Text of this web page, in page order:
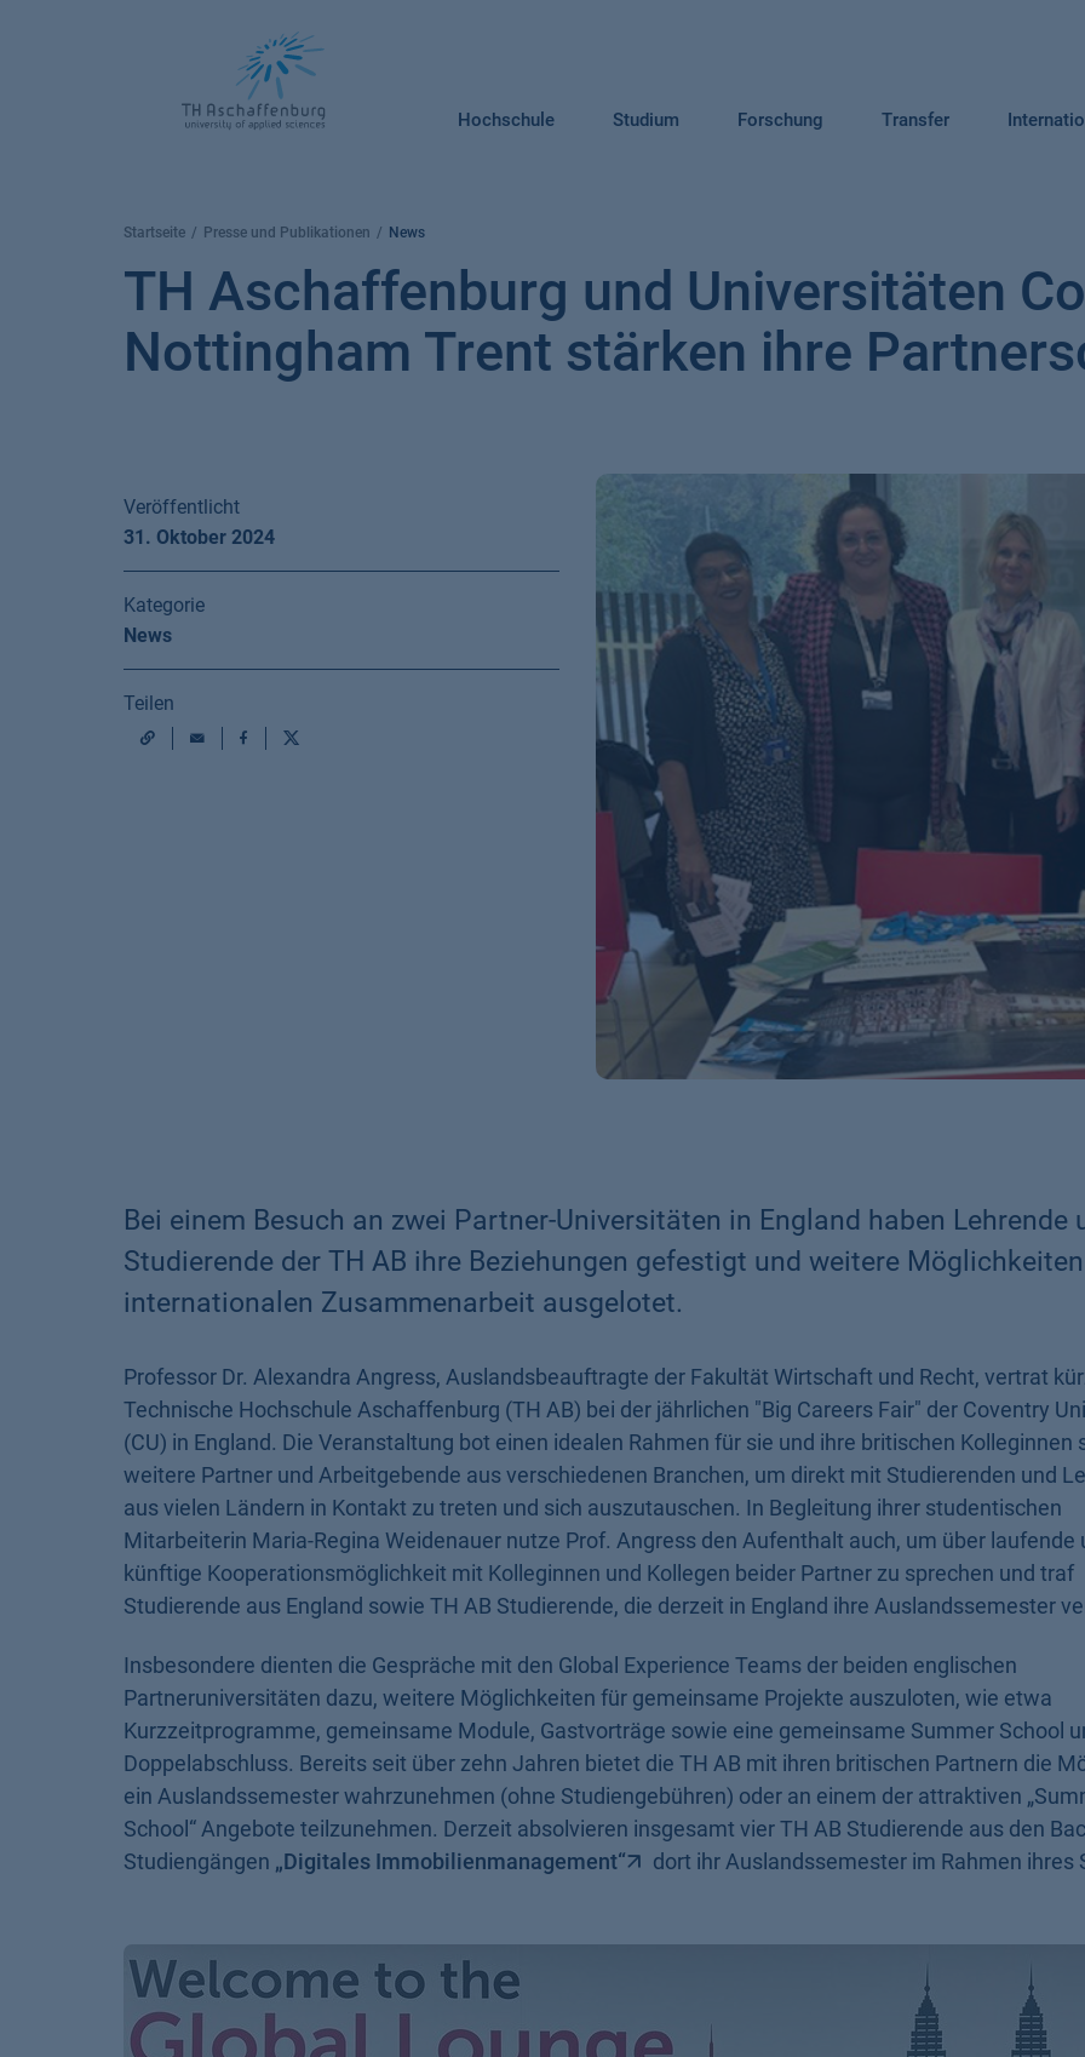
Hochschule Studium Forschung Transfer
Startseite Presse und Publikationen News
TH Aschaffenburg und Universitäten
Nottingham Trent stärken ihre
Veröffentlicht
31. Oktober 2024
Kategorie
News
Teilen
URL
Mail Facebook
X
Bei einem Besuch an zwei Partner-Universitäten in England haben Lehrende
Studierende der TH AB ihre Beziehungen gefestigt und weitere
internationalen Zusammenarbeit ausgelotet.
Professor Dr. Alexandra Angress, Auslandsbeauftragte der Fakultät Wirtschaft und Recht, vertrat
Technische Hochschule Aschaffenburg (TH AB) bei der jährlichen "Big Careers Fair" der Coventry
(CU) in England. Die Veranstaltung bot einen idealen Rahmen für sie und ihre britischen Kolleginnen
weitere Partner und Arbeitgebende aus verschiedenen Branchen, um direkt mit Studierenden und
aus vielen Ländern in Kontakt zu treten und sich auszutauschen. In Begleitung ihrer studentischen
Mitarbeiterin Maria-Regina Weidenauer nutze Prof. Angress den Aufenthalt auch, um über laufende
künftige Kooperationsmöglichkeit mit Kolleginnen und Kollegen beider Partner zu sprechen und traf
Studierende aus England sowie TH AB Studierende, die derzeit in England ihre Auslandssemester
Insbesondere dienten die Gespräche mit den Global Experience Teams der beiden englischen
Partneruniversitäten dazu, weitere Möglichkeiten für gemeinsame Projekte auszuloten, wie etwa
Kurzzeitprogramme, gemeinsame Module, Gastvorträge sowie eine gemeinsame Summer School
Doppelabschluss. Bereits seit über zehn Jahren bietet die TH AB mit ihren britischen Partnern die
ein Auslandssemester wahrzunehmen (ohne Studiengebühren) oder an einem der attraktiven
School“ Angebote teilzunehmen. Derzeit absolvieren insgesamt vier TH AB Studierende aus den
Studiengängen „Digitales Immobilienmanagement“ dort ihr Auslandssemester im Rahmen ihres